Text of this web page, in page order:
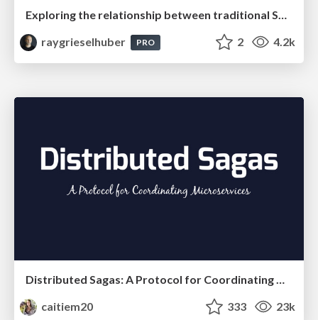
Exploring the relationship between traditional SERPs and Gen AI search
raygrieselhuber
PRO 2 4.2k
caitiem20
333 23k